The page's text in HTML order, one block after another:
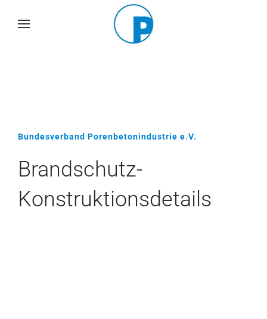
Skip
Bundesverband Porenbetonindustrie e.V.
Brandschutz-